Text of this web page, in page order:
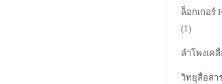
ล็อกเกอร์
(1)
ลำโพงเค
วิทยุสื่อสา